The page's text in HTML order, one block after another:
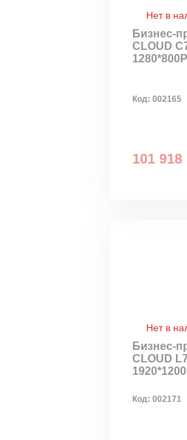
Нет в
Бизнес-
CLOUD
Код:002165
101 918
Нет в
Бизнес-
CLOUD
Код:002171